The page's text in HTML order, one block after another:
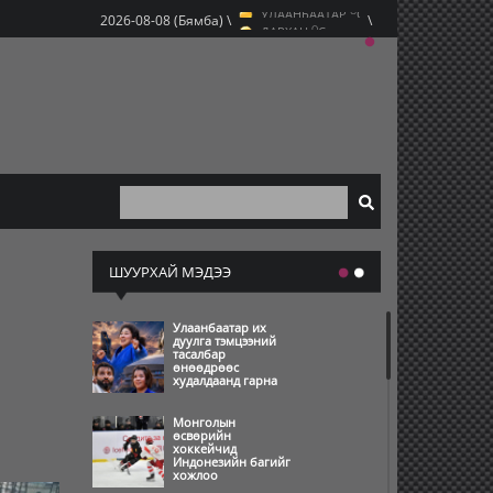
2026-08-08 (Бямба) \
ДАРХАН OC
ЭРДЭНЭТ OC
\
ШУУРХАЙ МЭДЭЭ
Улаанбаатар их
дуулга тэмцээний
тасалбар
өнөөдрөөс
худалдаанд гарна
Монголын
өсвөрийн
хоккейчид
Индонезийн багийг
хожлоо